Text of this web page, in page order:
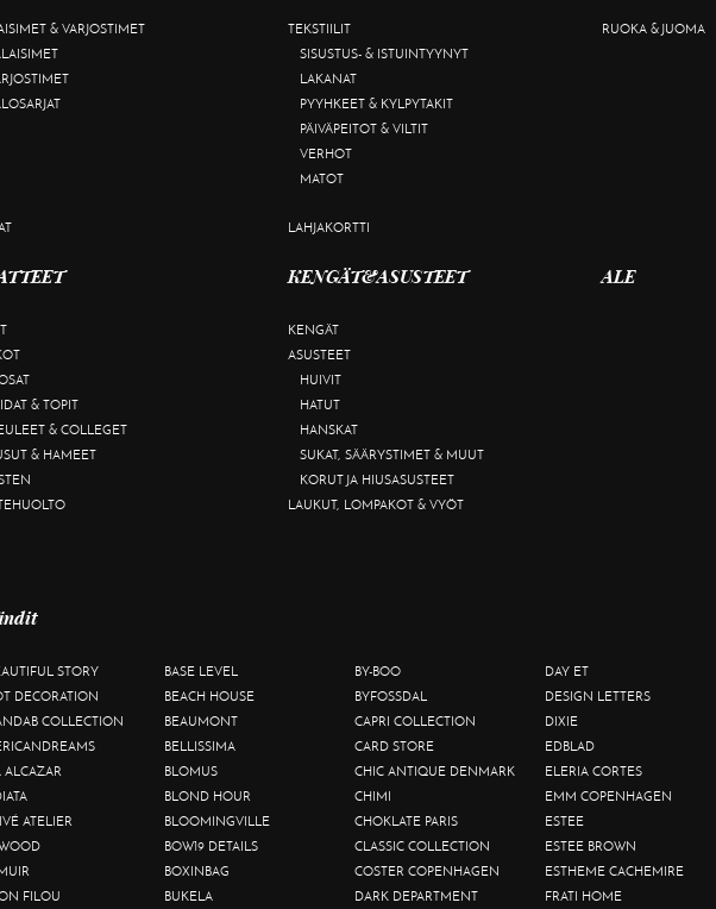
& VARJOSTIMET
TEKSTIILIT
SISUSTUS- & ISTUINTYYNYT
LAKANAT
PYYHKEET & KYLPYTAKIT
PÄIVÄPEITOT & VILTIT
VERHOT
MATOT
RUOKA & JUOMA
LAHJAKORTTI
& TOPIT
& COLLEGET
& HAMEET
KENGÄT&ASUSTEET
KENGÄT
ASUSTEET
HUIVIT
HATUT
HANSKAT
SUKAT, SÄÄRYSTIMET & MUUT
KORUT JA HIUSASUSTEET
LAUKUT, LOMPAKOT & VYÖT
ALE
STORY
DECORATION
COLLECTION
ALCAZAR
ATELIER
FILOU
BASE LEVEL
BEACH HOUSE
BEAUMONT
BELLISSIMA
BLOMUS
BLOND HOUR
BLOOMINGVILLE
BOW19 DETAILS
BOXINBAG
BUKELA
BY-BOO
BYFOSSDAL
CAPRI COLLECTION
CARD STORE
CHIC ANTIQUE DENMARK
CHIMI
CHOKLATE PARIS
CLASSIC COLLECTION
COSTER COPENHAGEN
DARK DEPARTMENT
DAY ET
DESIGN LETTERS
DIXIE
EDBLAD
ELERIA CORTES
EMM COPENHAGEN
ESTEE
ESTEE BROWN
ESTHEME CACHEMIRE
FRATI HOME